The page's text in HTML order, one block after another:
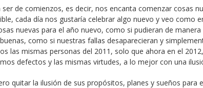
ser de comienzos, es decir, nos encanta comenzar cosas
cada día nos gustaría celebrar algo nuevo y veo como
nuevas para el año nuevo, como si pudieran de
como si nuestras fallas desaparecieran y
las mismas personas del 2011, solo que ahora en el
defectos y las mismas virtudes, a lo mejor con una
quitar la ilusión de sus propósitos, planes y sueños